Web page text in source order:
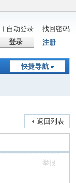
自动登录
找回密码
登录 注册
快捷导航
返回列表
举报